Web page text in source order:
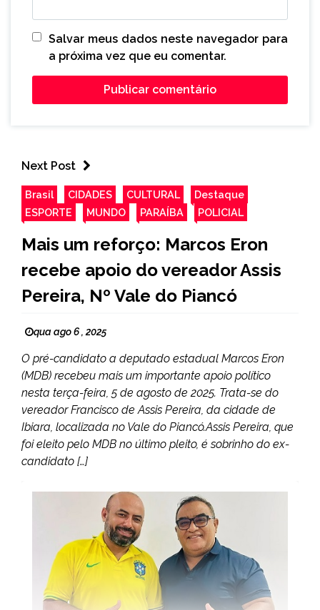
Salvar meus dados neste navegador para
a próxima vez que eu comentar.
Next Post
Brasil CIDADES CULTURAL
Destaque
ESPORTE
MUNDO PARAÍBA POLICIAL
Mais um reforço: Marcos Eron
recebe apoio do vereador Assis
Pereira, Nº Vale do Piancó
qua ago 6 , 2025
O pré-candidato a deputado estadual Marcos Eron
(MDB) recebeu mais um importante apoio político
nesta terça-feira, 5 de agosto de 2025. Trata-se do
vereador Francisco de Assis Pereira, da cidade de
Ibiara, localizada no Vale do Piancó.Assis Pereira, que
foi eleito pelo MDB no último pleito, é sobrinho do ex-
candidato […]